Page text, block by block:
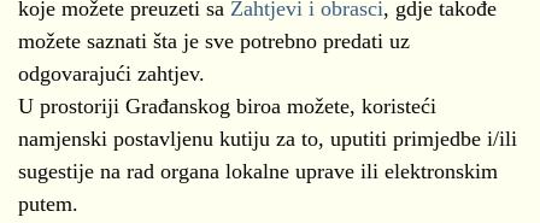
koje možete preuzeti sa Zahtjevi i obrasci, gdje takođe
možete saznati šta je sve potrebno predati uz
odgovarajući zahtjev.
U prostoriji Građanskog biroa možete, koristeći
namjenski postavljenu kutiju za to, uputiti primjedbe i/ili
sugestije na rad organa lokalne uprave ili elektronskim
putem.